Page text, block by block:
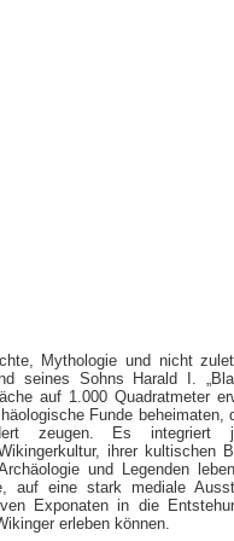
Mythologie und nicht
seines Sohns Harald I.
auf 1.000 Quadratmeter
Funde beheimaten,
zeugen. Es integriert
ihrer kultischen
und Legenden
auf eine stark mediale
Exponaten in die
erleben können.